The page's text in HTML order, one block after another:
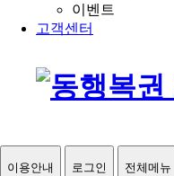
이벤트
고객센터
이용안내 로그인 전체메뉴